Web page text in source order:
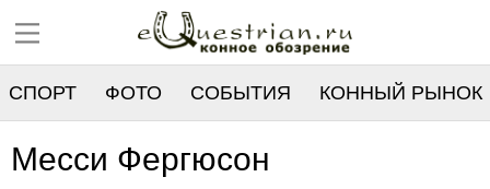
СПОРТ ФОТО СОБЫТИЯ КОННЫЙ РЫНОК
РЕЕСТР
Месси Фергюсон